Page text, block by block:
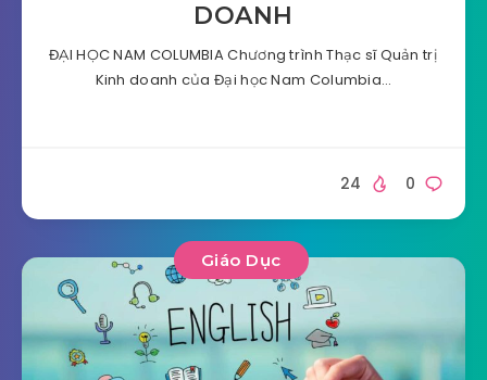
DOANH
ĐẠI HỌC NAM COLUMBIA Chương trình Thạc sĩ Quản trị
Kinh doanh của Đại học Nam Columbia…
0
24
Giáo Dục